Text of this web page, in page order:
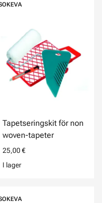
Tapetseringskit för non
woven-tapeter
25,00 €
I lager